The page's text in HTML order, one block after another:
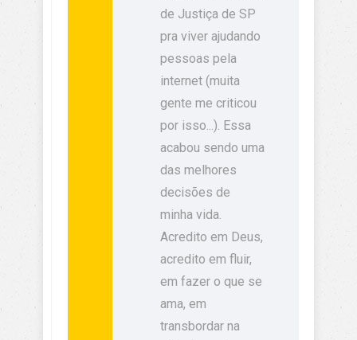
de Justiça de SP
pra viver ajudando
pessoas pela
internet (muita
gente me criticou
por isso...). Essa
acabou sendo uma
das melhores
decisões de
minha vida.
Acredito em Deus,
acredito em fluir,
em fazer o que se
ama, em
transbordar na